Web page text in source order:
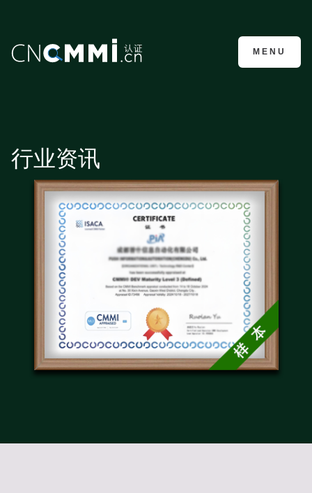
CMMI认证咨询
MENU
行业资讯